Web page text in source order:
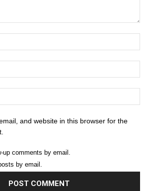
and website in this browser for the
comments by email.
by email.